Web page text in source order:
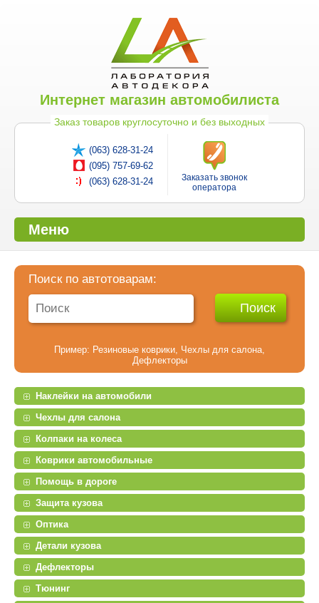
Интернет магазин автомобилиста
Заказ товаров круглосуточно и без выходных
(063) 628-31-24
(095) 757-69-62
(063) 628-31-24
Заказать звонок
оператора
Меню
Поиск по автотоварам:
Пример: Резиновые коврики Чехлы для салона
Дефлекторы
Наклейки на автомобили
Чехлы для салона
Колпаки на колеса
Коврики автомобильные
Помощь в дороге
Защита кузова
Оптика
Детали кузова
Дефлекторы
Тюнинг